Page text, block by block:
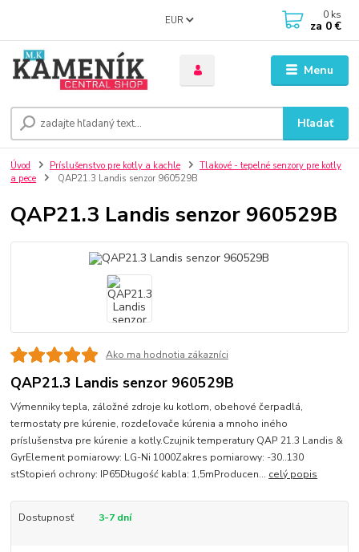
Menu
EUR
Hľadať
0 ks
za 0 €
Úvod Príslušenstvo pre kotly a kachle
Tlakové - tepelné senzory pre kotly
a pece
QAP21.3 Landis senzor 960529B
QAP21.3 Landis senzor 960529B
Ako ma hodnotia zákazníci
QAP21.3 Landis senzor 960529B
Výmenniky tepla, záložné zdroje ku kotlom, obehové čerpadlá,
termostaty pre kúrenie, rozdeľovače kúrenia a mnoho iného
príslušenstva pre kúrenie a kotly.Czujnik temperatury QAP 21.3 Landis &
GyrElement pomiarowy: LG-Ni 1000Zakres pomiarowy: -30..130
stStopień ochrony: IP65Długość kabla: 1,5mProducen... celý popis
Dostupnosť 3-7 dní